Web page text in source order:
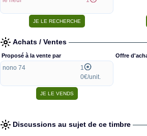
Achats / Ventes
Proposé à la vente par
nono 74
1
0€/unit.
Offre
Discussions au sujet de ce timbre